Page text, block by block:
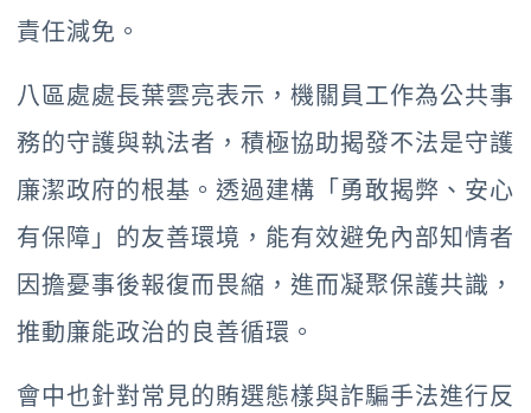
責任減免。
八區處處長葉雲亮表示，機關員工作為公共事
務的守護與執法者，積極協助揭發不法是守護
廉潔政府的根基。透過建構「勇敢揭弊、安心
有保障」的友善環境，能有效避免內部知情者
因擔憂事後報復而畏縮，進而凝聚保護共識，
推動廉能政治的良善循環。
會中也針對常見的賄選態樣與詐騙手法進行反